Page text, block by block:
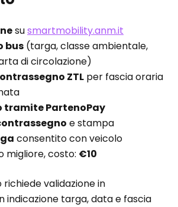
susmartmobility.anm.it
bus (targa, classe ambientale,
di circolazione)
ZTL per fascia oraria
tramite PartenoPay
e stampa
consentito con veicolo
migliore, costo: €10
richiede validazione in
indicazione targa, data e fascia